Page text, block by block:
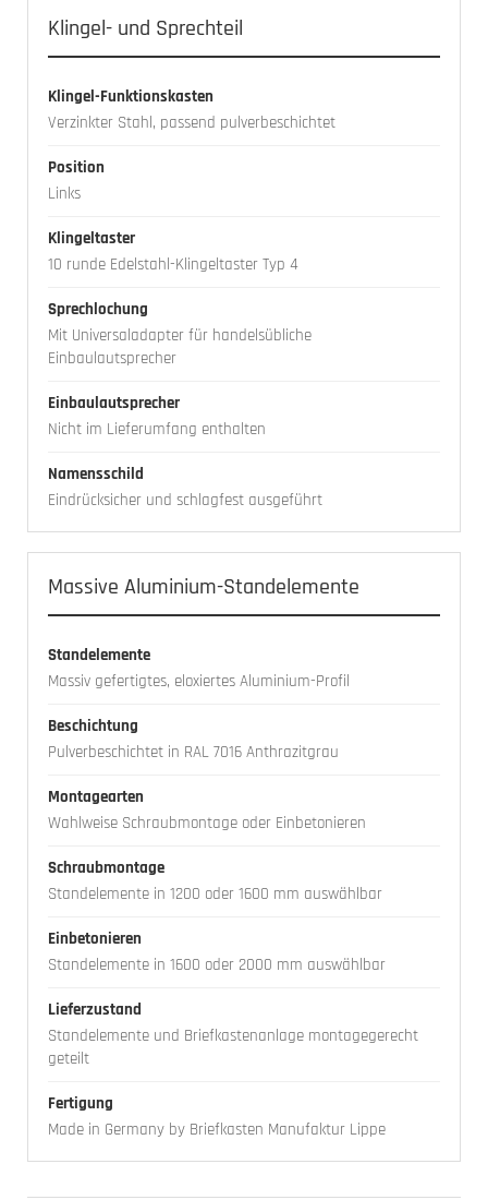
Klingel- und Sprechteil
Klingel-Funktionskasten
Verzinkter Stahl, passend pulverbeschichtet
Position
Links
Klingeltaster
10 runde Edelstahl-Klingeltaster Typ 4
Sprechlochung
Mit Universaladapter für handelsübliche
Einbaulautsprecher
Einbaulautsprecher
Nicht im Lieferumfang enthalten
Namensschild
Eindrücksicher und schlagfest ausgeführt
Massive Aluminium-Standelemente
Standelemente
Massiv gefertigtes, eloxiertes Aluminium-Profil
Beschichtung
Pulverbeschichtet in RAL 7016 Anthrazitgrau
Montagearten
Wahlweise Schraubmontage oder Einbetonieren
Schraubmontage
Standelemente in 1200 oder 1600 mm auswählbar
Einbetonieren
Standelemente in 1600 oder 2000 mm auswählbar
Lieferzustand
Standelemente und Briefkastenanlage montagegerecht
geteilt
Fertigung
Made in Germany by Briefkasten Manufaktur Lippe